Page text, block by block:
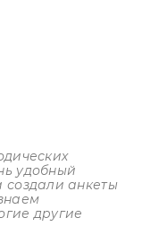
удобный
создали анкеты
другие